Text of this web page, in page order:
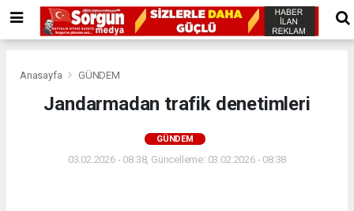
Anasayfa GÜNDEM
Jandarmadan trafik denetimleri
GÜNDEM
03.02.2026 - 08:38, Güncelleme: 03.02.2026 - 08:38